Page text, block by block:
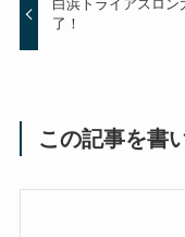
白浜トライアスロン
了！
この記事を書